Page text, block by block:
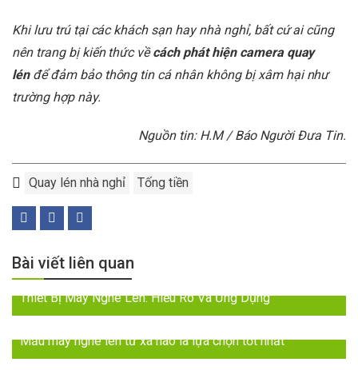
Khi lưu trú tại các khách sạn hay nhà nghỉ, bất cứ ai cũng
nên trang bị kiến thức vềcách phát hiện camera quay
lénđể đảm bảo thông tin cá nhân không bị xâm hại như
trường hợp này.
Nguồn tin: H.M / Báo Người Đưa Tin.
Quay lén nhà nghỉ Tống tiền
Bài viết liên quan
Thiết Bị Máy Nghe Lén: Hiểu Rõ Và Ứng Dụng
Mẫu máy nghe lén từ xa nào là lựa chọn tốt nhất